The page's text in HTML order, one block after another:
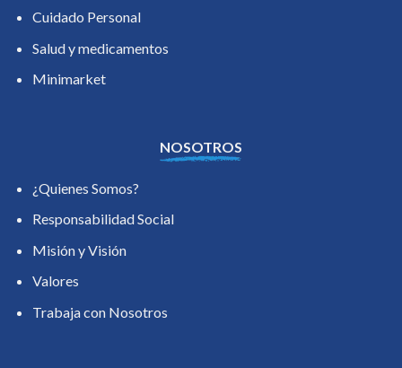
Cuidado Personal
Salud y medicamentos
Minimarket
NOSOTROS
¿Quienes Somos?
Responsabilidad Social
Misión y Visión
Valores
Trabaja con Nosotros